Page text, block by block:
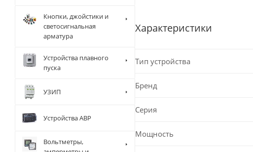
Характеристики
Тип устройства
Бренд
Серия
Мощность
Кнопки, джойстики и
светосигнальная
арматура
Устройства плавного
пуска
УЗИП
Устройства АВР
Вольтметры,